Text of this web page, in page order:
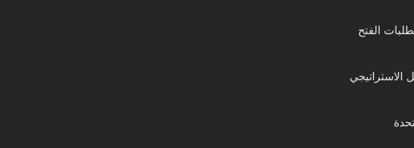
في الإمارات 2026: متطلبات الفتح
الاستراتيجي